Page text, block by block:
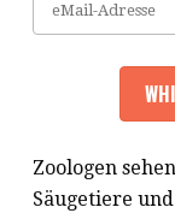
Zoologen
Säugetiere